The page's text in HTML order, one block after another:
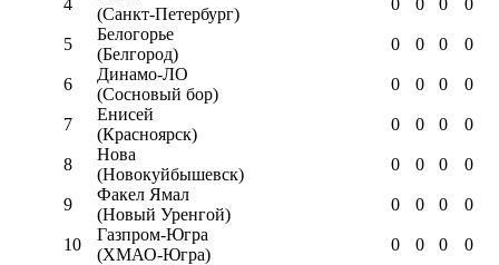
4
(Санкт-Петербург)
0 0 0 0
5
Белогорье
(Белгород)
0 0 0 0
6
Динамо-ЛО
(Сосновый бор)
0 0 0 0
7
Енисей
(Красноярск)
0 0 0 0
8
Нова
(Новокуйбышевск)
0 0 0 0
9
Факел Ямал
(Новый Уренгой)
0 0 0 0
10
Газпром-Югра
(ХМАО-Югра)
0 0 0 0